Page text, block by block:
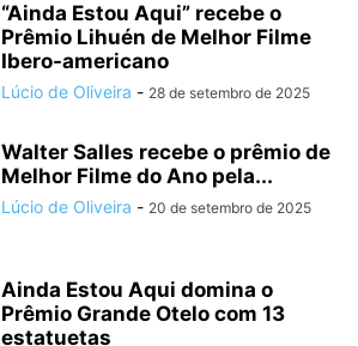
“Ainda Estou Aqui” recebe o
Prêmio Lihuén de Melhor Filme
Ibero-americano
Lúcio de Oliveira - 28 de setembro de 2025
Walter Salles recebe o prêmio de
Melhor Filme do Ano pela...
Lúcio de Oliveira - 20 de setembro de 2025
Ainda Estou Aqui domina o
Prêmio Grande Otelo com 13
estatuetas